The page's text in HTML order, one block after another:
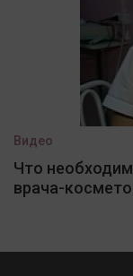
Видео
Что
врача-